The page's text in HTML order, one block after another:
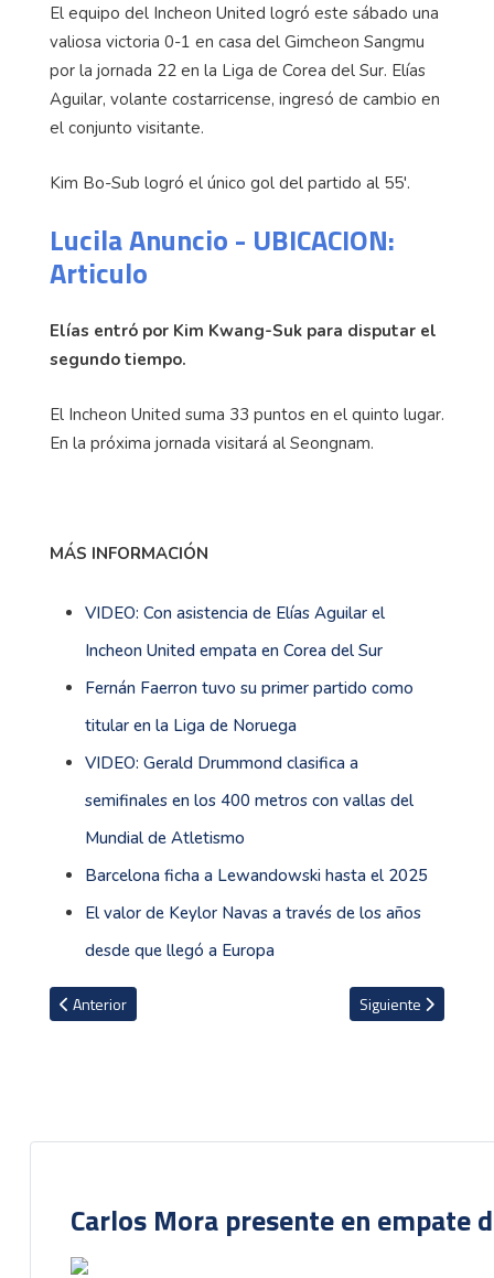
El equipo del Incheon United logró este sábado una
valiosa victoria 0-1 en casa del Gimcheon Sangmu
por la jornada 22 en la Liga de Corea del Sur. Elías
Aguilar, volante costarricense, ingresó de cambio en
el conjunto visitante.
Kim Bo-Sub logró el único gol del partido al 55'.
Lucila Anuncio - UBICACION:
Articulo
Elías entró por Kim Kwang-Suk para disputar el
segundo tiempo.
El Incheon United suma 33 puntos en el quinto lugar.
En la próxima jornada visitará al Seongnam.
MÁS INFORMACIÓN
VIDEO: Con asistencia de Elías Aguilar el
Incheon United empata en Corea del Sur
Fernán Faerron tuvo su primer partido como
titular en la Liga de Noruega
VIDEO: Gerald Drummond clasifica a
semifinales en los 400 metros con vallas del
Mundial de Atletismo
Barcelona ficha a Lewandowski hasta el 2025
El valor de Keylor Navas a través de los años
desde que llegó a Europa
Artículo anterior: Juan Pablo Vargas celebra gran victoria de
Anterior Artículo siguiente:
Siguiente
Carlos Mora presente en empate